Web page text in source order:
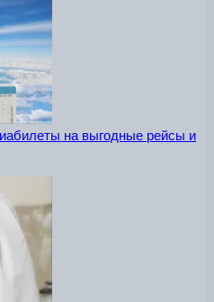
на выгодные рейсы и